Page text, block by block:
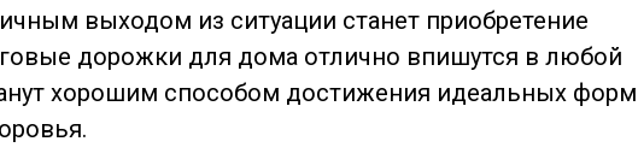
выходом из ситуации станет приобретение
дорожки для дома отлично впишутся в любой
хорошим способом достижения идеальных форм